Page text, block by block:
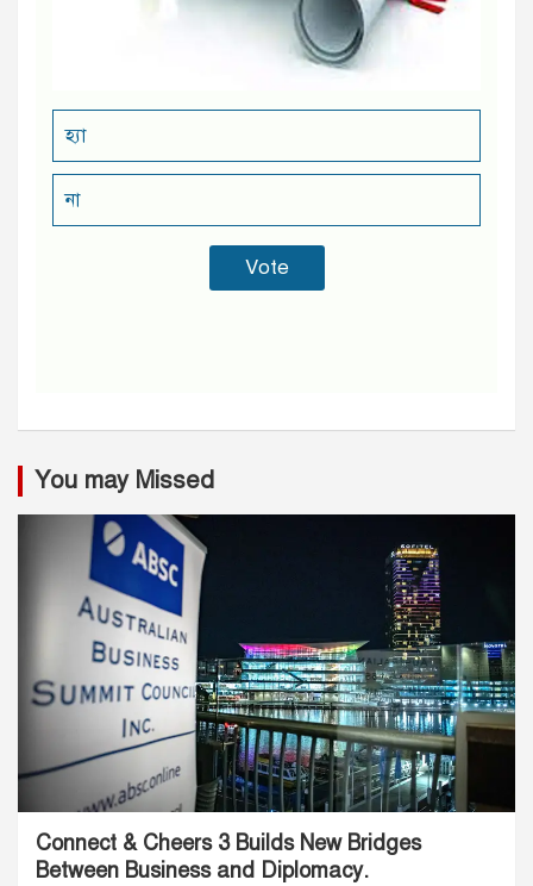
হ্যা
না
You may Missed
Connect & Cheers 3 Builds New Bridges
Between Business and Diplomacy.